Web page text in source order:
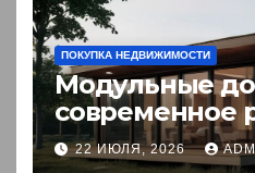
ПОКУПКА НЕДВИЖИМОСТИ
Модульные
современное
комфортного
22 ИЮЛЯ, 2026